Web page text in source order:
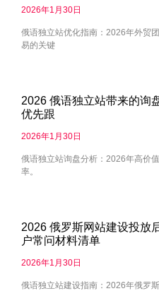
2026年1月30日
俄语独立站优化指南：2026年外贸
易的关键
2026 俄语独立站带来的询
优先跟
2026年1月30日
俄语独立站询盘分析：2026年高价
率。
2026 俄罗斯网站建设投放
户常问材料清单
2026年1月30日
俄语独立站建设指南：2026年俄罗